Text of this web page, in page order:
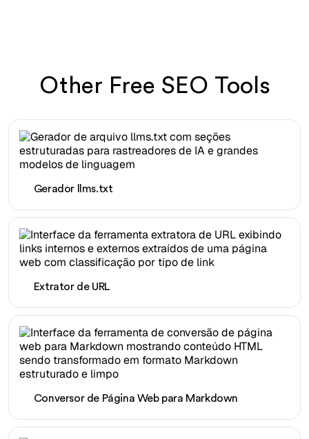
Other Free SEO Tools
Gerador llms.txt
Extrator de URL
Conversor de Página Web para Markdown